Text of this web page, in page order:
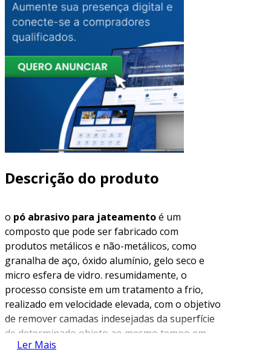
Descrição do produto
o pó abrasivo para jateamentoé um
composto que pode ser fabricado com
produtos metálicos e não-metálicos, como
granalha de aço, óxido alumínio, gelo seco e
micro esfera de vidro. resumidamente, o
processo consiste em um tratamento a frio,
realizado em velocidade elevada, com o objetivo
de remover camadas indesejadas da superfície
de determinado objeto ao mesmo tempo em
que garante uma textura mais rugosa.
Ler Mais